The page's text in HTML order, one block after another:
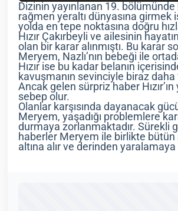
Dizinin yayınlanan 19. bölümünde
rağmen yeraltı dünyasına girmek
yolda en tepe noktasına doğru
Hızır Çakırbeyli ve ailesinin
olan bir karar alınmıştı. Bu karar
Meryem, Nazlı’nın bebeği ile
Hızır ise bu kadar belanın
kavuşmanın sevinciyle biraz daha
Ancak gelen sürpriz haber Hızır’ın
sebep olur.
Olanlar karşısında dayanacak
Meryem, yaşadığı problemlere
durmaya zorlanmaktadır. Sürekli
haberler Meryem ile birlikte bütün
altına alır ve derinden